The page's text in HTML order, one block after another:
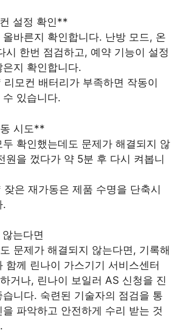
설정 확인**
바른지 확인합니다. 난방 모드, 온
시 한번 점검하고, 예약 기능이 설정
지 확인합니다.
모컨 배터리가 부족하면 작동이
있습니다.
시도**
확인했는데도 문제가 해결되지 않
원을 껐다가 약 5분 후 다시 켜봅니
은 재가동은 제품 수명을 단축시
.
는다면
문제가 해결되지 않는다면, 기록해
함께 린나이 가스기기 서비스센터
거나, 린나이 보일러 AS 신청을 진
니다. 숙련된 기술자의 점검을 통
파악하고 안전하게 수리 받는 것